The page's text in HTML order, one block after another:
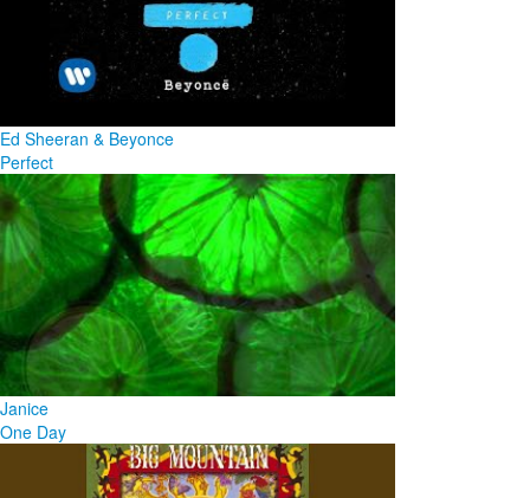
Ed Sheeran & Beyonce
Perfect
Janice
One Day